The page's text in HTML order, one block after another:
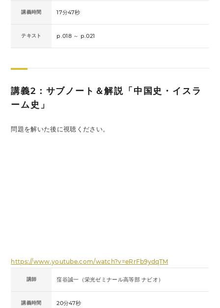
講義時間 17分47秒
テキスト p.018 ～ p.021
講義2：サブノート＆解説「中国史・イスラ
ーム史」
問題を解いた後に視聴ください。
https://www.youtube.com/watch?v=eRrFb9ydqTM
講師 窪谷誠一（栄光ゼミナール高等部 ナビオ）
講義時間 20分47秒